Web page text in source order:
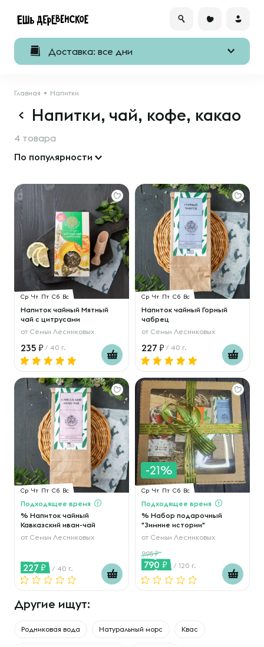
Доставка: все дни
Главная Напитки
Напитки, чай, кофе, какао
4 товара
По популярности
Ср Чт Пт Сб Вс
Напиток чайный Мятный
чай с цитрусами
от Семьи Лесниковых
235 / 40 г.
Ср Чт Пт Сб Вс
Напиток чайный Горный
чабрец
от Семьи Лесниковых
227 / 40 г.
Ср Чт Пт Сб Вс
Подходящее время
% Напиток чайный
Кавказский иван-чай
от Семьи Лесниковых
227 / 40 г.
-21%
Ср Чт Пт Сб Вс
Подходящее время
% Набор подарочный
"Зимние истории"
от Семьи Лесниковых
995
790 / 120 г.
Другие ищут:
Родниковая вода Натуральный морс Квас